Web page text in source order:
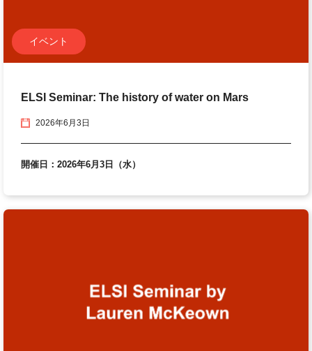
イベント
ELSI Seminar: The history of water on Mars
2026年6月3日
開催日：2026年6月3日（水）